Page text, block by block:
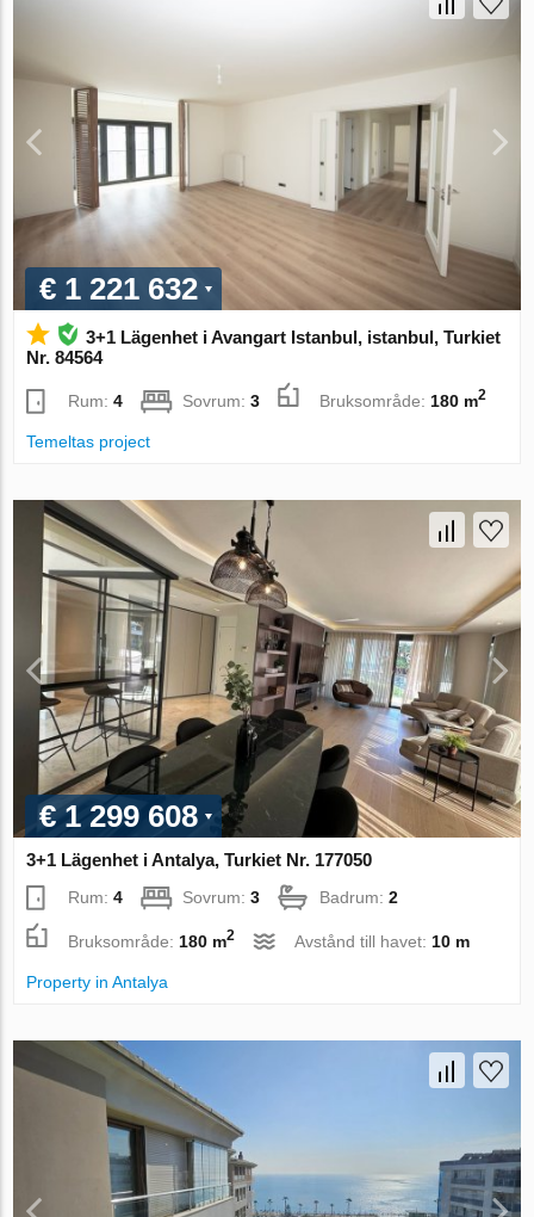
€ 1 221 632
3+1 Lägenhet i Avangart Istanbul, istanbul, Turkiet
Nr. 84564
Rum:4 Sovrum:3 Bruksområde: 180 m2
Temeltas project
€ 1 299 608
3+1 Lägenhet i Antalya, Turkiet Nr. 177050
Rum:4 Sovrum:3 Badrum:2
Bruksområde: 180 m2 Avstånd till havet: 10 m
Property in Antalya